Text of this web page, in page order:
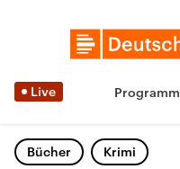
Live Programm
Bücher Krimi